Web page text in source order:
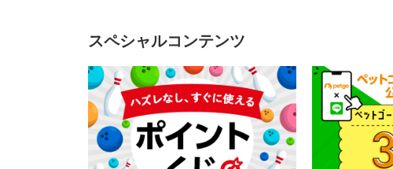
スペシャルコンテンツ